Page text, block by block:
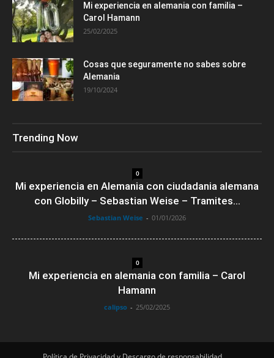
Mi experiencia en alemania con familia –
Carol Hamann
25/02/2025
Cosas que seguramente no sabes sobre
Alemania
19/10/2024
Trending Now
0
Mi experiencia en Alemania con ciudadania alemana
con Globilly – Sebastian Weise – Tramites...
Sebastian Weise - 01/01/2026
0
Mi experiencia en alemania con familia – Carol
Hamann
calipso - 25/02/2025